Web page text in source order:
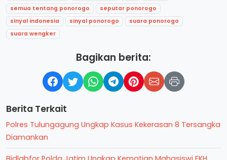
semua tentang ponorogo
seputar ponorogo
sinyal indonesia
sinyal ponorogo
suara ponorogo
suara wengker
Bagikan berita:
Berita Terkait
Polres Tulungagung Ungkap Kasus Kekerasan 8 Tersangka
Diamankan